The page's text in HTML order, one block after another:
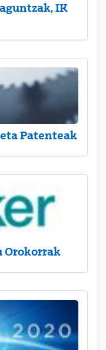
IK
Patenteak
Orokorrak